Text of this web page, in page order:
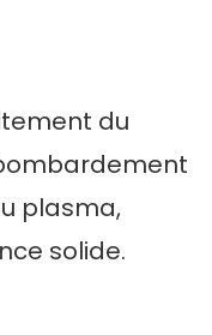
du
plasma,
solide.